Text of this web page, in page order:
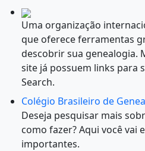
Uma organização
que oferece ferramentas
descobrir sua genealogia.
site já possuem links para
Search.
Colégio Brasileiro de
Deseja pesquisar mais
como fazer? Aqui você vai
importantes.